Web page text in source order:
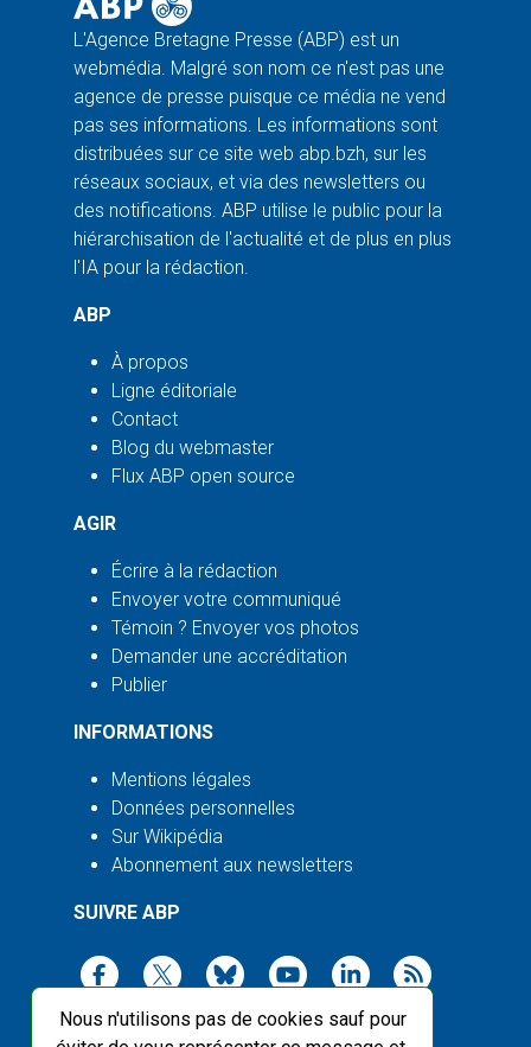
Nous n'utilisons pas de cookies sauf pour
L'Agence Bretagne Presse (ABP) est un
webmédia. Malgré son nom ce n'est pas une
agence de presse puisque ce média ne vend
pas ses informations. Les informations sont
distribuées sur ce site web abp.bzh, sur les
réseaux sociaux, et via des newsletters ou
des notifications. ABP utilise le public pour la
hiérarchisation de l'actualité et de plus en plus
l'IA pour la rédaction.
ABP
À propos
Ligne éditoriale
Contact
Blog du webmaster
Flux ABP open source
AGIR
Écrire à la rédaction
Envoyer votre communiqué
Témoin ? Envoyer vos photos
Demander une accréditation
Publier
INFORMATIONS
Mentions légales
Données personnelles
Sur Wikipédia
Abonnement aux newsletters
SUIVRE ABP